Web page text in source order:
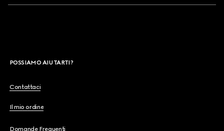
POSSIAMO AIUTARTI?
Contattaci
Il mio ordine
Domande Frequenti